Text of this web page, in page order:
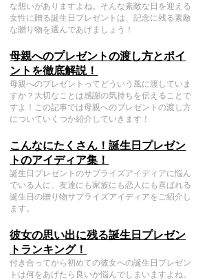
な想いがありますよね。そんな素敵な日を迎える
女性に贈る誕生日プレゼントは、記念に残る素敵
な贈り物を選んであげましょう！
母親へのプレゼントの渡し方とポイ
ントを徹底解説！
母親へのプレゼントってどういう風に渡していま
すか？大切なことは感謝の気持ちを伝えることで
すよ！この記事では母親へのプレゼントの渡し方
についていくつか紹介していきます！
こんなにたくさん！誕生日プレゼン
トのアイディア集！
誕生日プレゼントのサプライズアイディアに悩ん
でいる人に、友達にも家族にも恋人にも喜ばれる
誕生日の贈り物サプライズアイディアをご紹介し
ます。
彼女の思い出に残る誕生日プレゼン
トランキング！
付き合ってから初めての彼女への誕生日プレゼン
トは何をあげたら良いか悩んでしまいますよね。